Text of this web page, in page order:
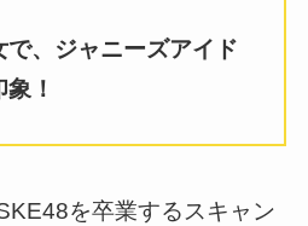
、ジャニーズアイド
！
を卒業するスキャン